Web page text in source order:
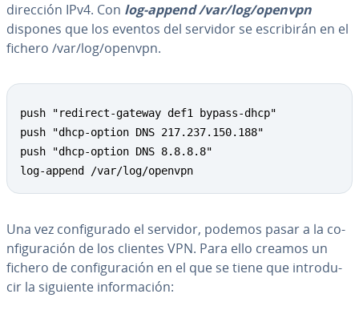
dirección IPv4. Con log-append /var/log/openvpn
dispones que los eventos del servidor se es­cri­bi­rán en el
fichero /var/log/openvpn.
push "redirect-gateway def1 bypass-dhcp"
push "dhcp-option DNS 217.237.150.188"
push "dhcp-option DNS 8.8.8.8"
log-append /var/log/openvpn
Una vez co­n­fi­gu­ra­do el servidor, podemos pasar a la co­
n­fi­gu­ra­ción de los clientes VPN. Para ello creamos un
fichero de co­n­fi­gu­ra­ción en el que se tiene que in­tro­du­
cir la siguiente in­fo­r­ma­ción: